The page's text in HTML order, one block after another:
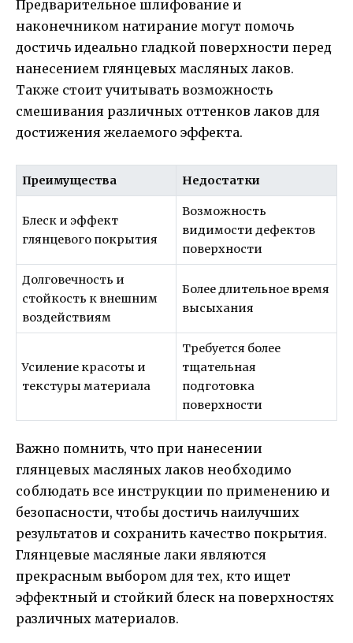
Предварительное шлифование и
наконечником натирание могут помочь
достичь идеально гладкой поверхности перед
нанесением глянцевых масляных лаков.
Также стоит учитывать возможность
смешивания различных оттенков лаков для
достижения желаемого эффекта.
Преимущества Недостатки
Блеск и эффект
глянцевого покрытия
Возможность
видимости дефектов
поверхности
Долговечность и
стойкость к внешним
воздействиям
Более длительное время
высыхания
Усиление красоты и
текстуры материала
Требуется более
тщательная
подготовка
поверхности
Важно помнить, что при нанесении
глянцевых масляных лаков необходимо
соблюдать все инструкции по применению и
безопасности, чтобы достичь наилучших
результатов и сохранить качество покрытия.
Глянцевые масляные лаки являются
прекрасным выбором для тех, кто ищет
эффектный и стойкий блеск на поверхностях
различных материалов.